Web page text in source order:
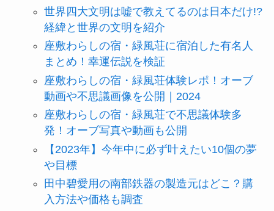
世界四大文明は嘘で教えてるのは日本だけ!?
経緯と世界の文明を紹介
座敷わらしの宿・緑風荘に宿泊した有名人
まとめ！幸運伝説を検証
座敷わらしの宿・緑風荘体験レポ！オーブ
動画や不思議画像を公開｜2024
座敷わらしの宿・緑風荘で不思議体験多
発！オーブ写真や動画も公開
【2023年】今年中に必ず叶えたい10個の夢
や目標
田中碧愛用の南部鉄器の製造元はどこ？購
入方法や価格も調査